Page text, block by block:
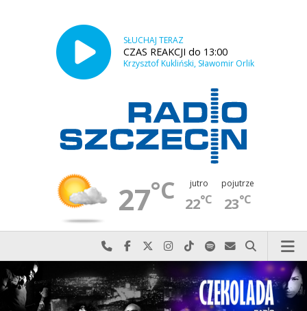
SŁUCHAJ TERAZ
CZAS REAKCJI do 13:00
Krzysztof Kukliński, Sławomir Orlik
27°C jutro
22°C
pojutrze
23°C
Najlepiej po prostu do nas zadzwoń
Odwiedź nas na Facebook-u
Odwiedź nas na X
Odwiedź nas na Instagram-ie
Odwiedź nas na TikTok-u
Szukaj nas na Spotify
Wyślij do nas
Szukaj